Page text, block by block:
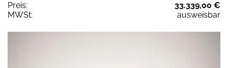
Preis:
33.339,00 €
MWSt:
ausweisbar